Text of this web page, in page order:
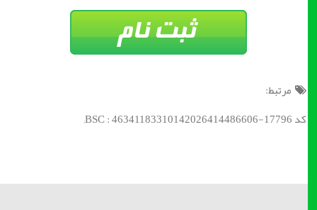
مرتبط:
کد BSC : 46341183310142026414486606-17796;